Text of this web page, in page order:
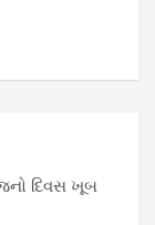
દિવસ ખૂબ